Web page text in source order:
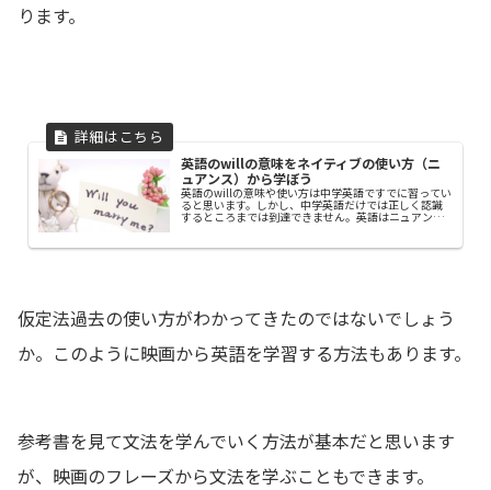
ります。
英語のwillの意味をネイティブの使い方（ニ
ュアンス）から学ぼう
英語のwillの意味や使い方は中学英語ですでに習ってい
ると思います。しかし、中学英語だけでは正しく認識
するところまでは到達できません。英語はニュアンス
が大切なのに中学英語だけではニュアンスの部分に抜
仮定法過去の使い方がわかってきたのではないでしょう
か。このように映画から英語を学習する方法もあります。
参考書を見て文法を学んでいく方法が基本だと思います
が、映画のフレーズから文法を学ぶこともできます。